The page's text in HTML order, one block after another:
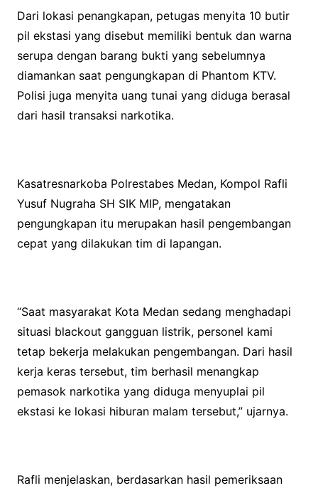
Dari lokasi penangkapan, petugas menyita 10 butir
pil ekstasi yang disebut memiliki bentuk dan warna
serupa dengan barang bukti yang sebelumnya
diamankan saat pengungkapan di Phantom KTV.
Polisi juga menyita uang tunai yang diduga berasal
dari hasil transaksi narkotika.
Kasatresnarkoba Polrestabes Medan, Kompol Rafli
Yusuf Nugraha SH SIK MIP, mengatakan
pengungkapan itu merupakan hasil pengembangan
cepat yang dilakukan tim di lapangan.
“Saat masyarakat Kota Medan sedang menghadapi
situasi blackout gangguan listrik, personel kami
tetap bekerja melakukan pengembangan. Dari hasil
kerja keras tersebut, tim berhasil menangkap
pemasok narkotika yang diduga menyuplai pil
ekstasi ke lokasi hiburan malam tersebut,” ujarnya.
Rafli menjelaskan, berdasarkan hasil pemeriksaan